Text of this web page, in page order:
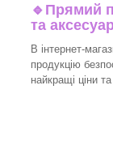
🔹 Прямий
та
В інтернет-
продукцію
найкращі ціни